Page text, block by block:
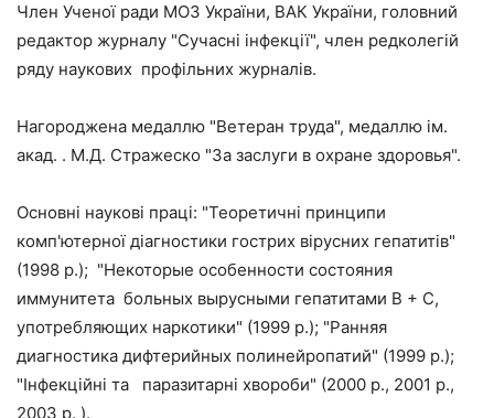
Член Ученої ради МОЗ України, ВАК України, головний
редактор журналу "Сучасні інфекції", член редколегій
ряду наукових профільних журналів.
Нагороджена медаллю "Ветеран труда", медаллю ім.
акад. . М.Д. Стражеско "За заслуги в охране здоровья".
Основні наукові праці: "Теоретичні принципи
комп'ютерної діагностики гострих вірусних гепатитів"
(1998 р.); "Некоторые особенности состояния
иммунитета больных вырусными гепатитами В + С,
употребляющих наркотики" (1999 р.); "Ранняя
диагностика дифтерийных полинейропатий" (1999 р.);
"Інфекційні та паразитарні хвороби" (2000 р., 2001 р.,
2003 р. ).